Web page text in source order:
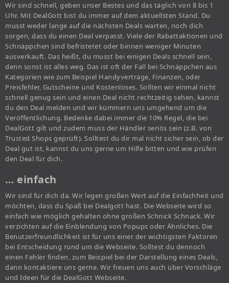
Wir sind schnell, geben unser Bestes und das täglich von 8 bis 1
Uhr. Mit DealGott bist du immer auf dem aktuellsten Stand. Du
musst weder lange auf die nächsten Deals warten, noch dich
sorgen, dass du einen Deal verpasst. Viele der Rabattaktionen und
Schnäppchen sind befristetet oder binnen weniger Minuten
ausverkauft. Das heißt, du musst bei einigen Deals schnell sein,
denn sonst ist alles weg. Das ist oft der Fall bei Schnäppchen aus
Kategorien wie zum Beispiel Handyverträge, Finanzen, oder
Preisfehler, Gutscheine und Kostenloses. Sollten wir einmal nicht
schnell genug sein und einen Deal nicht rechtzeitig sehen, kannst
du den Deal melden und wir kümmern uns umgehend um die
Veröffentlichung. Bedenke dabei immer die 10% Regel, die bei
DealGott gilt und zudem muss der Händler seriös sein (z.B. von
Trusted Shops geprüft). Solltest du dir mal nicht sicher sein, ob der
Deal gut ist, kannst du uns gerne um Hilfe bitten und wie prüfen
den Deal für dich.
… einfach
Wir sind für dich da. Wir legen großen Wert auf die Einfachheit und
möchten, dass du Spaß bei Dealgott hast. Die Webseite wird so
einfach wie möglich gehalten ohne großen Schnick Schnack. Wir
verzichten auf die Einblendung von Popups oder Ähnliches. Die
Benutzerfreundlichkeit ist für uns einer der wichtigsten Faktoren
bei Entscheidung rund um die Webseite. Solltest du dennoch
einen Fehler finden, zum Beispiel bei der Darstellung eines Deals,
dann kontaktiere uns gerne. Wir freuen uns auch über Vorschläge
und Ideen für die DealGott Webseite.